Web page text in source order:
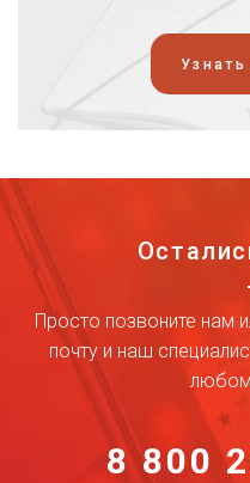
Просто позвоните нам
почту и наш
8 800